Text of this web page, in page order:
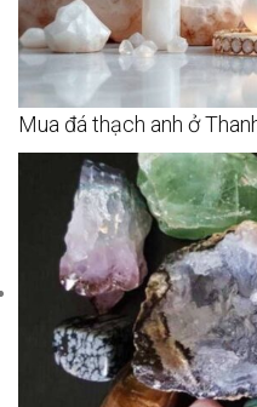
Mua đá thạch anh ở